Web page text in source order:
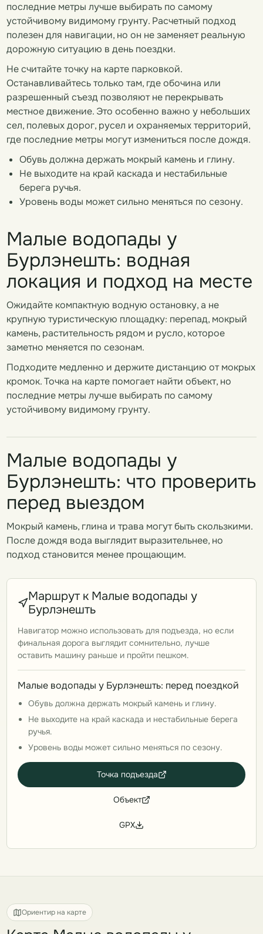
последние метры лучше выбирать по самому
устойчивому видимому грунту. Расчетный подход
полезен для навигации, но он не заменяет реальную
дорожную ситуацию в день поездки.
Не считайте точку на карте парковкой.
Останавливайтесь только там, где обочина или
разрешенный съезд позволяют не перекрывать
местное движение. Это особенно важно у небольших
сел, полевых дорог, русел и охраняемых территорий,
где последние метры могут измениться после дождя.
Обувь должна держать мокрый камень и глину.
Не выходите на край каскада и нестабильные
берега ручья.
Уровень воды может сильно меняться по сезону.
Малые водопады у
Бурлэнешть: водная
локация и подход на месте
Ожидайте компактную водную остановку, а не
крупную туристическую площадку: перепад, мокрый
камень, растительность рядом и русло, которое
заметно меняется по сезонам.
Подходите медленно и держите дистанцию от мокрых
кромок. Точка на карте помогает найти объект, но
последние метры лучше выбирать по самому
устойчивому видимому грунту.
Малые водопады у
Бурлэнешть: что проверить
перед выездом
Мокрый камень, глина и трава могут быть скользкими.
После дождя вода выглядит выразительнее, но
подход становится менее прощающим.
Маршрут к Малые водопады у
Бурлэнешть
Навигатор можно использовать для подъезда, но если
финальная дорога выглядит сомнительно, лучше
оставить машину раньше и пройти пешком.
Малые водопады у Бурлэнешть: перед поездкой
Обувь должна держать мокрый камень и глину.
Не выходите на край каскада и нестабильные берега
ручья.
Уровень воды может сильно меняться по сезону.
Точка подъезда
Объект
GPX
Ориентир на карте